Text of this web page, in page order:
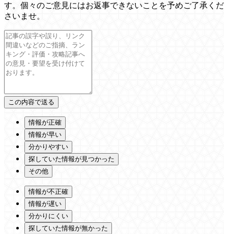
す。個々のご意見にはお返事できないことを予めご了承くだ
さいませ。
情報が正確
情報が早い
分かりやすい
探していた情報が見つかった
その他
情報が不正確
情報が遅い
分かりにくい
探していた情報が無かった